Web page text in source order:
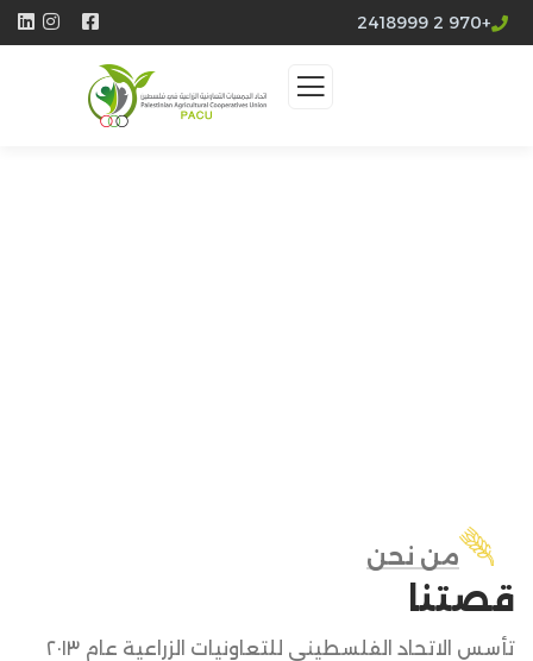
+970 2 2418999
من نحن
قصتنا
تأسس الاتحاد الفلسطيني للتعاونيات الزراعية عام ٢٠١٣